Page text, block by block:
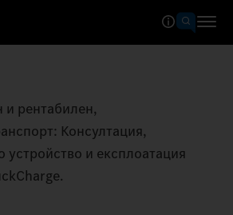
и рентабилен,
Консултация,
устройство и експлоатация